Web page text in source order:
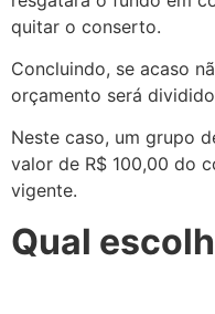
quitar o conserto.
Concluindo, se acaso
orçamento será
Neste caso, um grupo
valor de R$ 100,00 do
vigente.
Qual